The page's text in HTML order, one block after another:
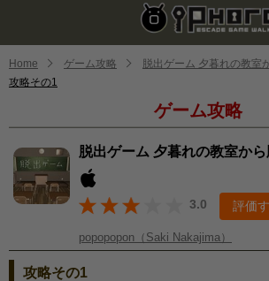
Home ゲーム攻略
脱出ゲーム 夕暮れの教室
攻略その1
ゲーム攻略
脱出ゲーム 夕暮れの教室から
3.0 評価
popopopon（Saki Nakajima）
攻略その1